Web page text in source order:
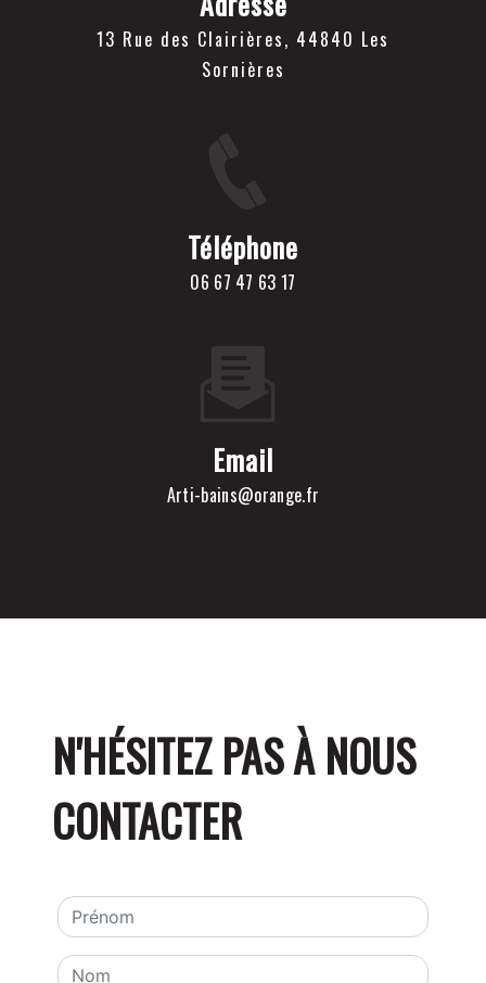
13 Rue des Clairières, 44840 Les
Sornières
Téléphone
06 67 47 63 17
Email
arti-bains@orange.fr
N'HÉSITEZ PAS À NOUS
CONTACTER